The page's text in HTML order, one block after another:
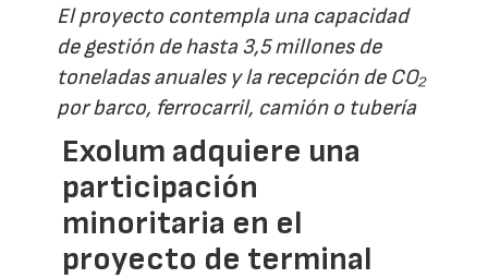
El proyecto contempla una capacidad
de gestión de hasta 3,5 millones de
toneladas anuales y la recepción de CO₂
por barco, ferrocarril, camión o tubería
Exolum adquiere una
participación
minoritaria en el
proyecto de terminal